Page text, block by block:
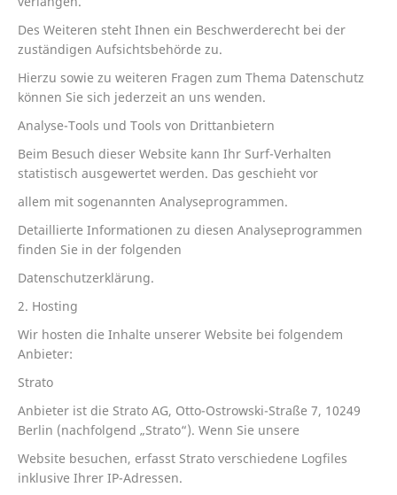
Des Weiteren steht Ihnen ein Beschwerderecht bei der
zuständigen Aufsichtsbehörde zu.
Hierzu sowie zu weiteren Fragen zum Thema Datenschutz
können Sie sich jederzeit an uns wenden.
Analyse-Tools und Tools von Drittanbietern
Beim Besuch dieser Website kann Ihr Surf-Verhalten
statistisch ausgewertet werden. Das geschieht vor
allem mit sogenannten Analyseprogrammen.
Detaillierte Informationen zu diesen Analyseprogrammen
finden Sie in der folgenden
Datenschutzerklärung.
2. Hosting
Wir hosten die Inhalte unserer Website bei folgendem
Anbieter:
Strato
Anbieter ist die Strato AG, Otto-Ostrowski-Straße 7, 10249
Berlin (nachfolgend „Strato“). Wenn Sie unsere
Website besuchen, erfasst Strato verschiedene Logfiles
inklusive Ihrer IP-Adressen.